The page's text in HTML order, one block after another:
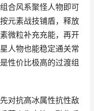
合风系聚怪人物即可
元素战技铺盾，释放
微粒补充充能，再开
人物也能稳定通关常
性价比极高的过渡组
对抗高冰属性抗性敌